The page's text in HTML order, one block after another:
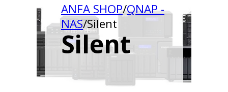
ANFA SHOP/QNAP -
NAS/Silent
Silent